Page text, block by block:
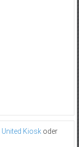
United Kioskoder